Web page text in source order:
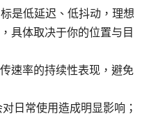
是低延迟、低抖动，理想
具体取决于你的位置与目
速率的持续性表现，避免
日常使用造成明显影响；